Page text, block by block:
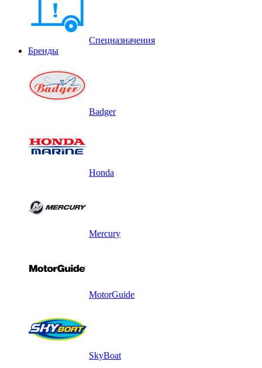
Спецназначения
Бренды
Badger
Honda
Mercury
MotorGuide
SkyBoat